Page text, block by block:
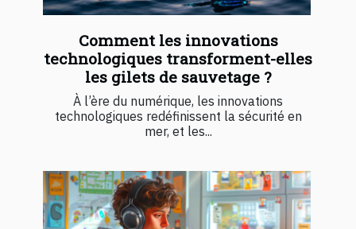
Comment les innovations
technologiques transforment-elles
les gilets de sauvetage ?
À l’ère du numérique, les innovations
technologiques redéfinissent la sécurité en
mer, et les...